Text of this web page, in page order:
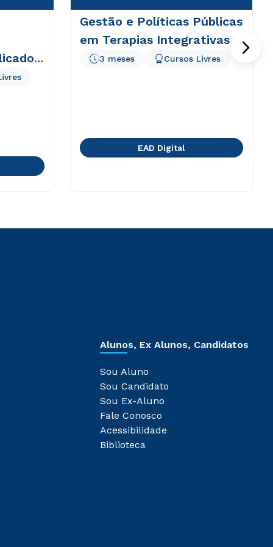
Gestão e Políticas Públicas
em Terapias Integrativas
3 meses Cursos Livres
EAD Digital
Alunos, Ex Alunos, Candidatos
Sou Aluno
Sou Candidato
Sou Ex-Aluno
Fale Conosco
Acessibilidade
Biblioteca